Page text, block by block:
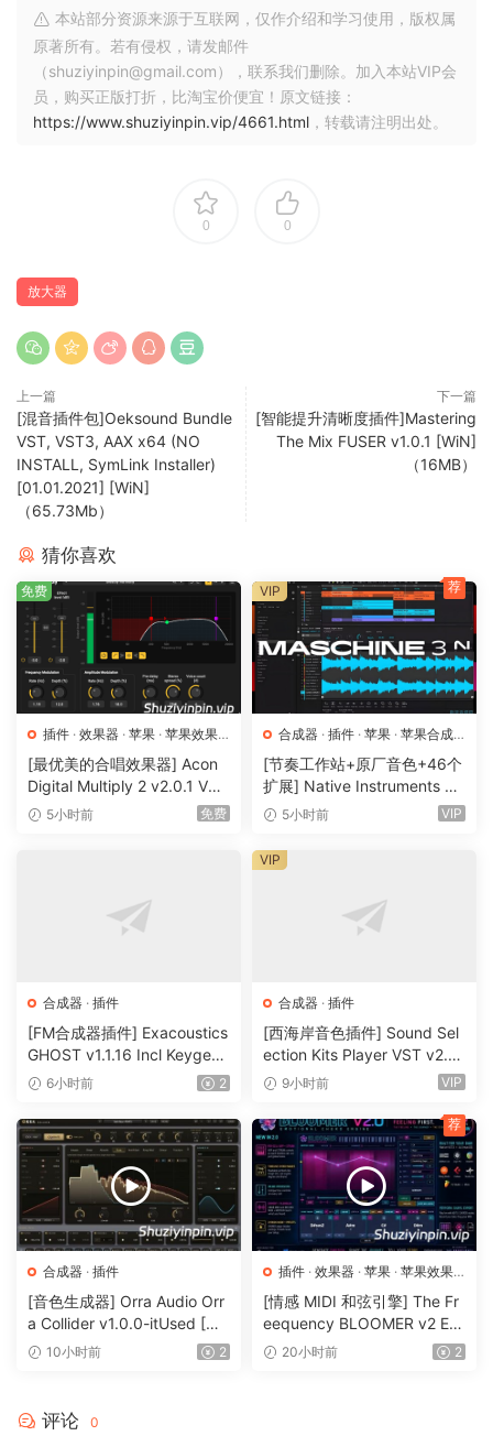
became the blueprint for the later V76 and the classic
REDD.47 preamps used on numerous Beatles sessions.
THE REAL THING
Divine and subtle – this is why you hear the magic of this
spirit with a faithful emulation of the input and output
transformers, the dual EF804s pentode circuit with its
choke which produces a subtle touch of air.
AND THEN SOME
The VPRE-72 is as straight forward as it gets: Use the
Drive control to apply as much tube circuit glory as your
signal needs, or even push it a little further for some
gentle and truly musical saturation. No matter how far you
go, the gain is always compensated, and the added V76-
style low and high cut filters let you shape the results to
your liking in no time at all.
…in life are free? Certainly not – especially in the case of
highly sought after vintage devices. The VPRE-72 is a
different story, though, since we’re offering it completely
for free without any ifs or buts. Enjoy it, and make sure to
not miss our tried and trusted grouping feature, which
comes in super handy when using the preamp as the first
insert across your session.
*free from manufacturer, courtesy release
x64: AAX, VST3, VST2| x86: VST3, VST2
binaries) are 1:1 same, byte-for-byte.
TeamCubeadooby
🏠 HomePage
本站部分资源来源于互联网，仅作介绍和学习使用，版权属
原著所有。若有侵权，请发邮件
（shuziyinpin@gmail.com），联系我们删除。加入本站VIP会
员，购买正版打折，比淘宝价便宜！原文链接：
https://www.shuziyinpin.vip/4661.html ，转载请注明出处。
0 0
放大器
上一篇
[混音插件包]Oeksound Bundle
VST, VST3, AAX x64 (NO
INSTALL, SymLink Installer)
[01.01.2021] [WiN]
（65.73Mb）
下一篇
[智能提升清晰度插件]Mastering
The Mix FUSER v1.0.1 [WiN]
（16MB）
猜你喜欢
插件 · 效果器 · 苹果 · 苹果效果
器
[最优美的合唱效果器] Acon
Digital Multiply 2 v2.0.1 VST
VST3 AU AAX [WiN, MacOS
5小时前 免费
免费
合成器 · 插件 · 苹果 · 苹果合成
器
[节奏工作站+原厂音色+46个
扩展] Native Instruments M
aschine 3.6.0-HCiSO [Mac
5小时前 VIP
VIP 荐
合成器 · 插件
[FM合成器插件] Exacoustics
GHOST v1.1.16 Incl Keygen-
R2R [WiN]（12.1MB）
6小时前 2
合成器 · 插件
[西海岸音色插件] Sound Sel
ection Kits Player VST v2.0.
0 bundle-V.R [WiN]（3.26G
9小时前 VIP
VIP
合成器 · 插件
[音色生成器] Orra Audio Orr
a Collider v1.0.0-itUsed [Wi
N]（5.12MB）
10小时前 2
插件 · 效果器 · 苹果 · 苹果效果
器
[情感 MIDI 和弦引擎] The Fr
eequency BLOOMER v2 Em
otional Chord Engine [WiN,
20小时前 2
荐
评论 0